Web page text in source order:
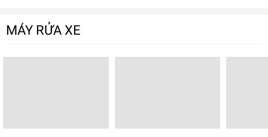
MÁY RỬA XE